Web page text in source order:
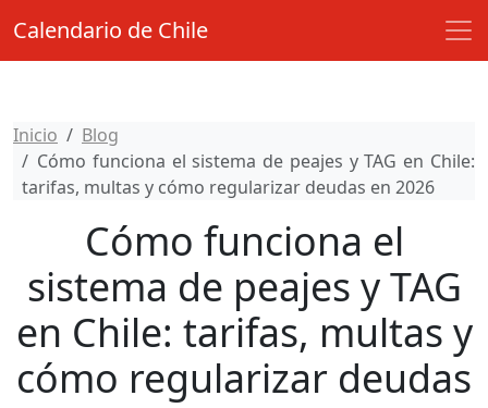
Calendario de Chile
Inicio
Blog
Cómo funciona el sistema de peajes y TAG en Chile:
tarifas, multas y cómo regularizar deudas en 2026
Cómo funciona el
sistema de peajes y TAG
en Chile: tarifas, multas y
cómo regularizar deudas